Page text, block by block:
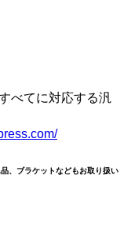
べてに対応する汎
、ブラケットなどもお取り扱い